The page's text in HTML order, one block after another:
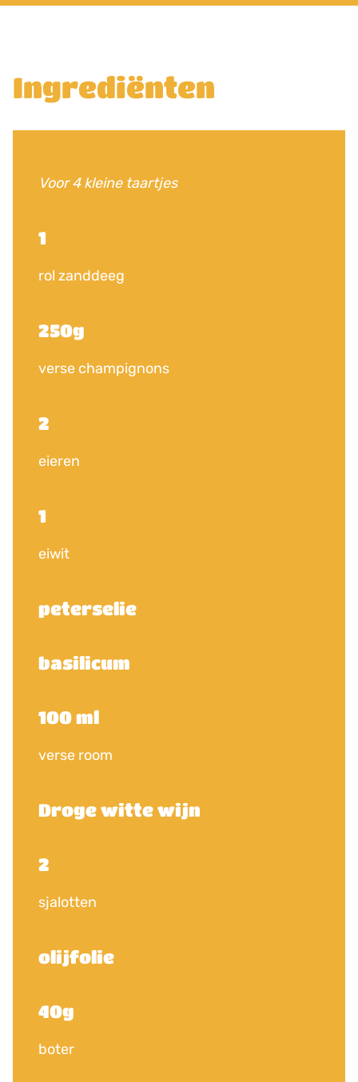
Ingrediënten
Voor 4 kleine taartjes
1
rol zanddeeg
250g
verse champignons
2
eieren
1
eiwit
peterselie
basilicum
100 ml
verse room
Droge witte wijn
2
sjalotten
olijfolie
40g
boter